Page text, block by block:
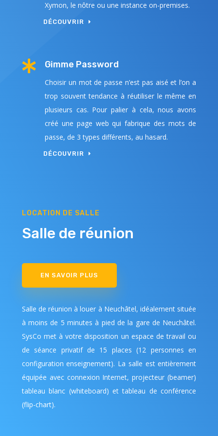
Xymon, le nôtre ou une instance on-premises.
DÉCOUVRIR
 Gimme Password
Choisir un mot de passe n’est pas aisé et l’on a
trop souvent tendance à réutiliser le même en
plusieurs cas. Pour palier à cela, nous avons
créé une page web qui fabrique des mots de
passe, de 3 types différents, au hasard.
DÉCOUVRIR
LOCATION DE SALLE
Salle de réunion
EN SAVOIR PLUS
Salle de réunion à louer à Neuchâtel, idéalement située
à moins de 5 minutes à pied de la gare de Neuchâtel.
SysCo met à votre disposition un espace de travail ou
de séance privatif de 15 places (12 personnes en
configuration enseignement). La salle est entièrement
équipée avec connexion Internet, projecteur (beamer)
tableau blanc (whiteboard) et tableau de conférence
(flip-chart).